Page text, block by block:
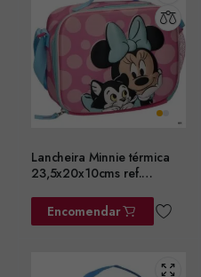
Lancheira Minnie térmica
23,5x20x10cms ref.
Encomendar